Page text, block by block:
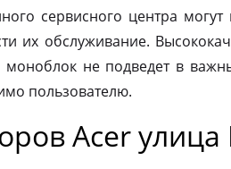
сервисного центра
их обслуживание.
моноблок не подведет в
пользователю.
Acer улица